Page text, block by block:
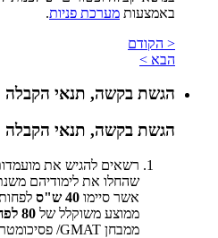
באמצעות מערכת פניות.
< הקודם
הבא >
הגשת בקשה, תנאי הקבלה
הגשת בקשה, תנאי הקבלה
רשאים להגיש את
אשר סיימו 40 ש"ס
ממוצע משוקלל של 80 לפחות.
ממבחן GMAT/ פסיכומטרי.